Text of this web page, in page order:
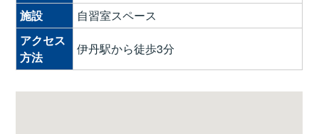
施設
自習室スペース
アクセス
方法
伊丹駅から徒歩3分